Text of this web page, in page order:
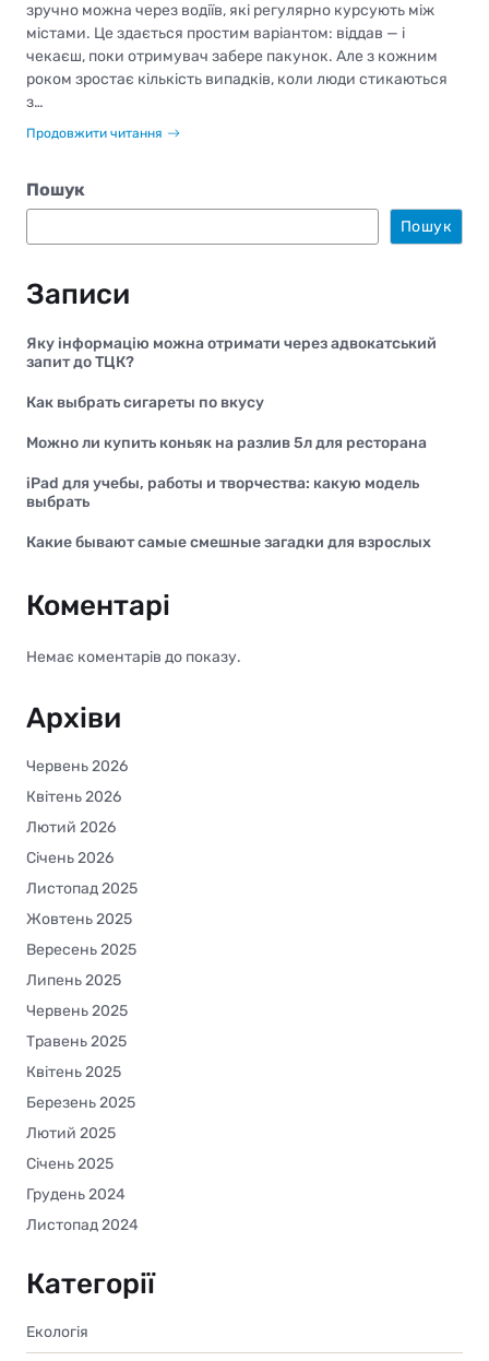
зручно можна через водіїв, які регулярно курсують між
містами. Це здається простим варіантом: віддав — і
чекаєш, поки отримувач забере пакунок. Але з кожним
роком зростає кількість випадків, коли люди стикаються
з…
Продовжити читання
Пошук
Пошук
Записи
Яку інформацію можна отримати через адвокатський
запит до ТЦК?
Как выбрать сигареты по вкусу
Можно ли купить коньяк на разлив 5л для ресторана
iPad для учебы, работы и творчества: какую модель
выбрать
Какие бывают самые смешные загадки для взрослых
Коментарі
Немає коментарів до показу.
Архіви
Червень 2026
Квітень 2026
Лютий 2026
Січень 2026
Листопад 2025
Жовтень 2025
Вересень 2025
Липень 2025
Червень 2025
Травень 2025
Квітень 2025
Березень 2025
Лютий 2025
Січень 2025
Грудень 2024
Листопад 2024
Категорії
Екологія